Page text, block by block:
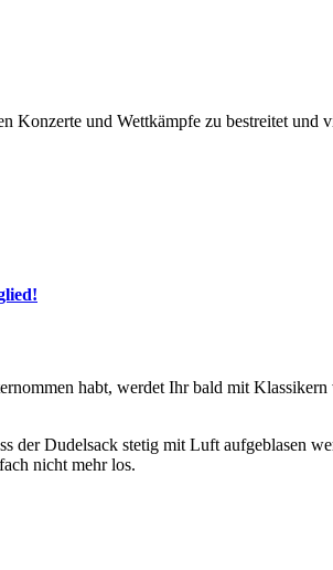
Konzerte und Wettkämpfe zu bestreitet und
habt, werdet Ihr bald mit
der Dudelsack stetig mit Luft aufgeblasen
nicht mehr los.